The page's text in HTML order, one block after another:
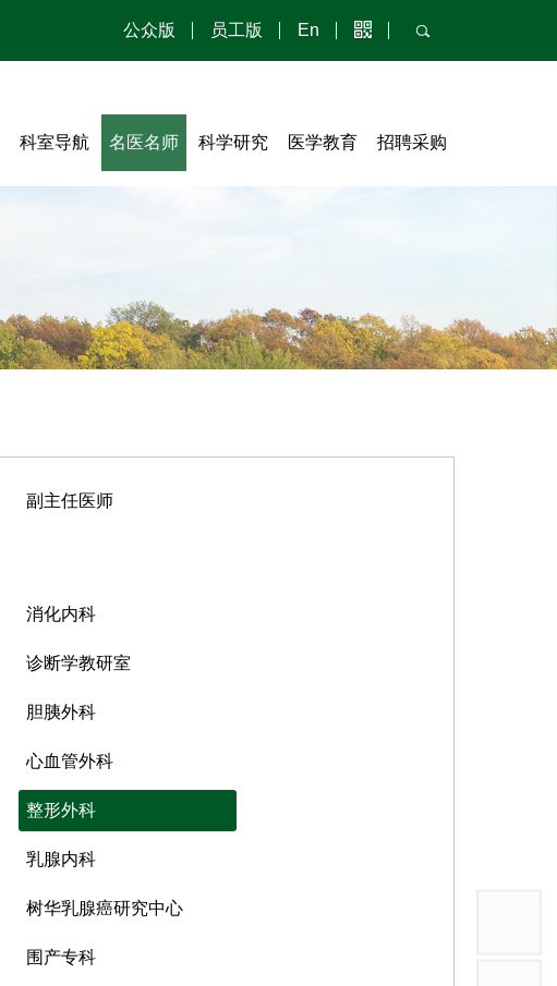
公众版 员工版 En
科室导航 名医名师 科学研究
成果专利
学术规范新时代科学家精神
医学教育
逸仙医学教育系统
医学教育基金会
招聘采购
采购公告（总务类）
采购公告（基建类）
其他（表单下载及指引）
副主任医师
消化内科
诊断学教研室
胆胰外科
心血管外科
整形外科
乳腺内科
树华乳腺癌研究中心
围产专科